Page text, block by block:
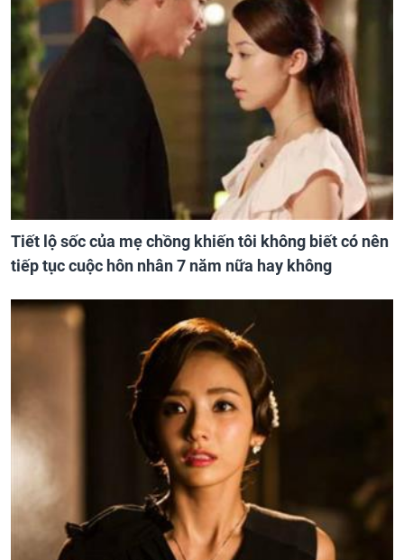
Tiết lộ sốc của mẹ chồng khiến tôi không biết có nên
tiếp tục cuộc hôn nhân 7 năm nữa hay không